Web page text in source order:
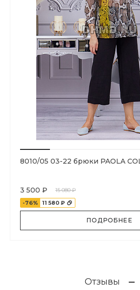
8010/05 03-22 брюки PAOLA
3 500 ₽
15 080 ₽
-76%
11 580 ₽
ПОДРОБНЕЕ
Отзывы